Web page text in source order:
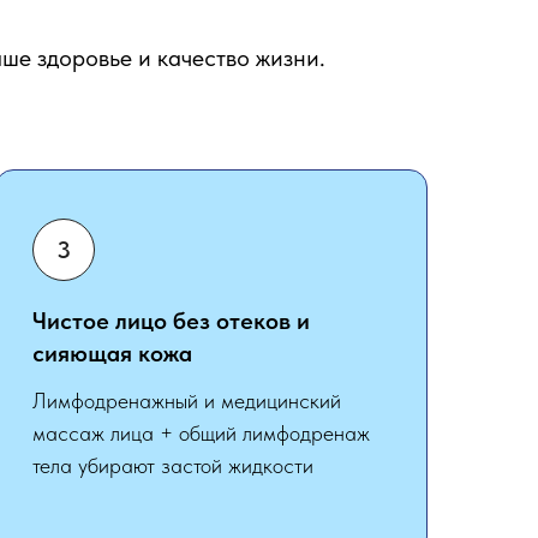
здоровье и качество жизни.
Чистое лицо без отеков и
сияющая кожа
Лимфодренажный и медицинский
массаж лица + общий лимфодренаж
тела убирают застой жидкости